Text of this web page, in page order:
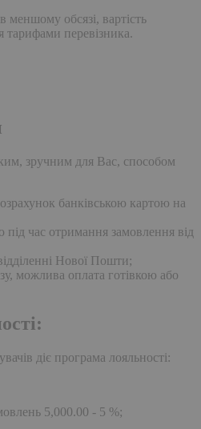
меншому обсязі, вартість
тарифами перевізника.
зручним для Вас, способом
банківською картою на
під час отримання замовлення від
Нової Пошти;
можлива оплата готівкою або
діє програма лояльності:
5,000.00 - 5 %;